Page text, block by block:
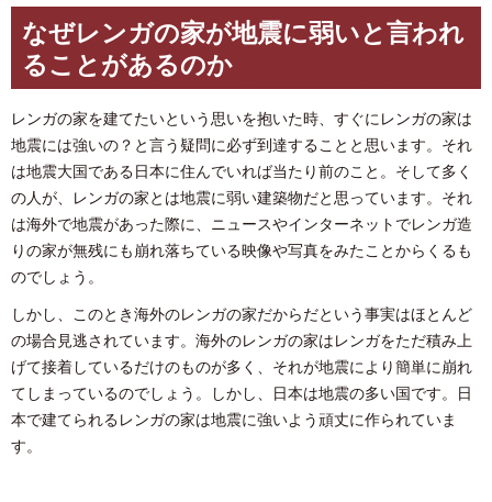
なぜレンガの家が地震に弱いと言われ
ることがあるのか
レンガの家を建てたいという思いを抱いた時、すぐにレンガの家は
地震には強いの？と言う疑問に必ず到達することと思います。それ
は地震大国である日本に住んでいれば当たり前のこと。そして多く
の人が、レンガの家とは地震に弱い建築物だと思っています。それ
は海外で地震があった際に、ニュースやインターネットでレンガ造
りの家が無残にも崩れ落ちている映像や写真をみたことからくるも
のでしょう。
しかし、このとき海外のレンガの家だからだという事実はほとんど
の場合見逃されています。海外のレンガの家はレンガをただ積み上
げて接着しているだけのものが多く、それが地震により簡単に崩れ
てしまっているのでしょう。しかし、日本は地震の多い国です。日
本で建てられるレンガの家は地震に強いよう頑丈に作られていま
す。